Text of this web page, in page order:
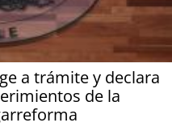
a trámite y declara
de la